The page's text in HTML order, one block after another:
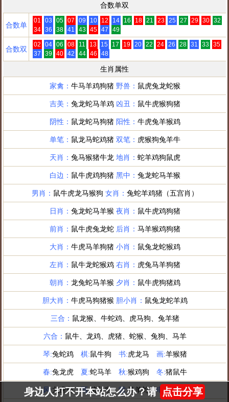
身边人打不开本站怎么办？请 点击分享